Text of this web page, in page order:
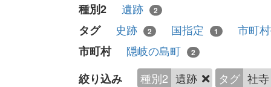
種別2 遺跡 2
タグ 史跡 2 国指定 1
市町
市町村
隠岐の島町 2
絞り込み 種別2 遺跡 タグ 社